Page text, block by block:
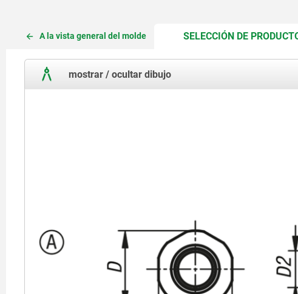
A la vista general del molde SELECCIÓN DE
mostrar / ocultar dibujo